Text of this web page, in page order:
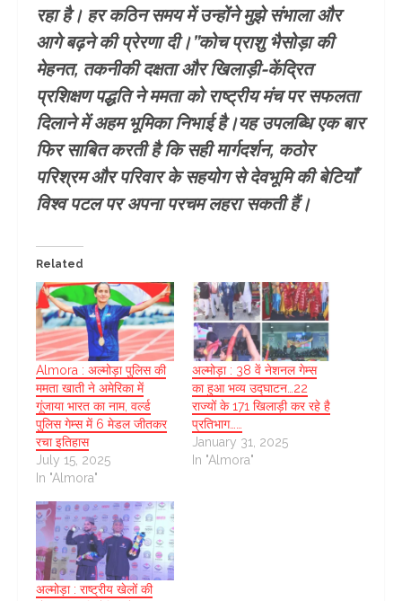
रहा है। हर कठिन समय में उन्होंने मुझे संभाला और
आगे बढ़ने की प्रेरणा दी।”कोच प्राशु भैसोड़ा की
मेहनत, तकनीकी दक्षता और खिलाड़ी-केंद्रित
प्रशिक्षण पद्धति ने ममता को राष्ट्रीय मंच पर सफलता
दिलाने में अहम भूमिका निभाई है।यह उपलब्धि एक बार
फिर साबित करती है कि सही मार्गदर्शन, कठोर
परिश्रम और परिवार के सहयोग से देवभूमि की बेटियाँ
विश्व पटल पर अपना परचम लहरा सकती हैं।
Related
Almora : अल्मोड़ा पुलिस की
ममता खाती ने अमेरिका में
गूंजाया भारत का नाम, वर्ल्ड
पुलिस गेम्स में 6 मेडल जीतकर
रचा इतिहास
July 15, 2025
In "Almora"
अल्मोड़ा : 38 वें नेशनल गेम्स
का हुआ भव्य उद्घाटन…22
राज्यों के 171 खिलाड़ी कर रहे है
प्रतिभाग……
January 31, 2025
In "Almora"
अल्मोड़ा : राष्ट्रीय खेलों की